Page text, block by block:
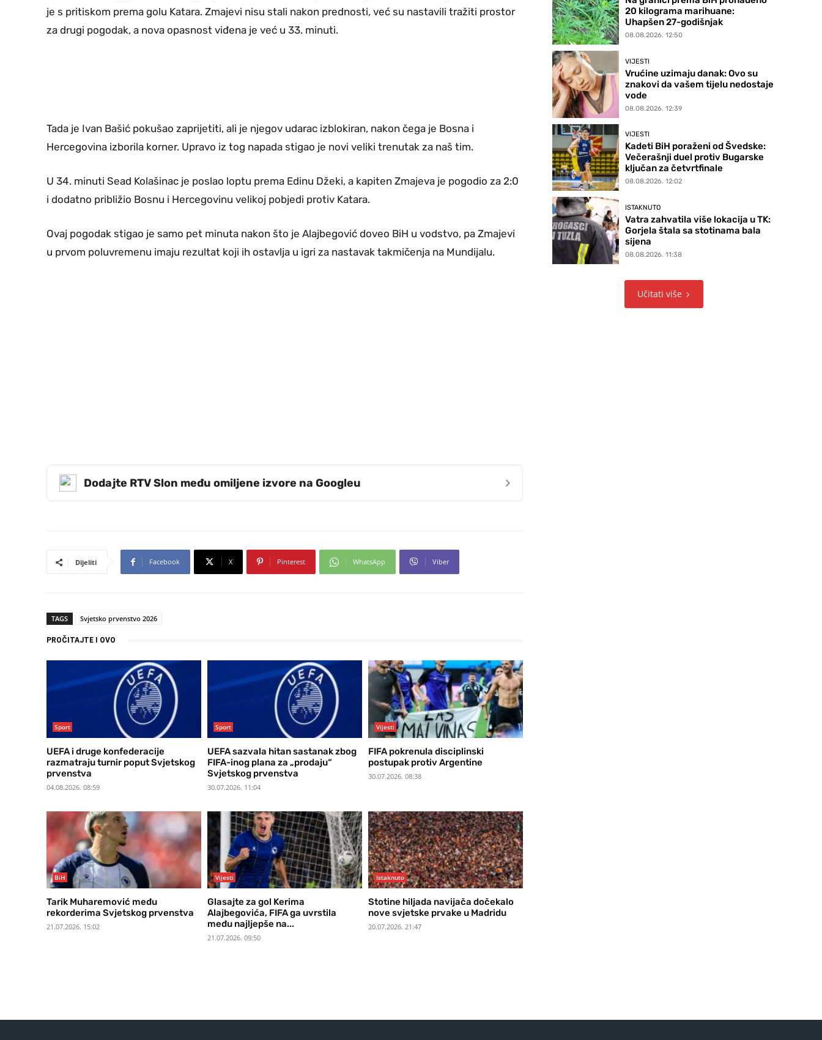
je s pritiskom prema golu Katara. Zmajevi nisu stali nakon prednosti, već su nastavili tražiti prostor
za drugi pogodak, a nova opasnost viđena je već u 33. minuti.
Tada je Ivan Bašić pokušao zaprijetiti, ali je njegov udarac izblokiran, nakon čega je Bosna i
Hercegovina izborila korner. Upravo iz tog napada stigao je novi veliki trenutak za naš tim.
U 34. minuti Sead Kolašinac je poslao loptu prema Edinu Džeki, a kapiten Zmajeva je pogodio za 2:0
i dodatno približio Bosnu i Hercegovinu velikoj pobjedi protiv Katara.
Ovaj pogodak stigao je samo pet minuta nakon što je Alajbegović doveo BiH u vodstvo, pa Zmajevi
u prvom poluvremenu imaju rezultat koji ih ostavlja u igri za nastavak takmičenja na Mundijalu.
Dodajte RTV Slon među omiljene izvore na Googleu ›
Dijeliti Facebook X Pinterest WhatsApp Viber
TAGS Svjetsko prvenstvo 2026
PROČITAJTE I OVO
Sport
UEFA i druge konfederacije
razmatraju turnir poput Svjetskog
prvenstva
04.08.2026. 08:59
Sport
UEFA sazvala hitan sastanak zbog
FIFA-inog plana za „prodaju“
Svjetskog prvenstva
30.07.2026. 11:04
Vijesti
FIFA pokrenula disciplinski
postupak protiv Argentine
30.07.2026. 08:38
BiH
Tarik Muharemović među
rekorderima Svjetskog prvenstva
21.07.2026. 15:02
Vijesti
Glasajte za gol Kerima
Alajbegovića, FIFA ga uvrstila
među najljepše na...
21.07.2026. 09:50
Istaknuto
Stotine hiljada navijača dočekalo
nove svjetske prvake u Madridu
20.07.2026. 21:47
20 kilograma marihuane:
Uhapšen 27-godišnjak
08.08.2026. 12:50
VIJESTI
Vrućine uzimaju danak: Ovo su
znakovi da vašem tijelu nedostaje
vode
08.08.2026. 12:39
VIJESTI
Kadeti BiH poraženi od Švedske:
Večerašnji duel protiv Bugarske
ključan za četvrtfinale
08.08.2026. 12:02
ISTAKNUTO
Vatra zahvatila više lokacija u TK:
Gorjela štala sa stotinama bala
sijena
08.08.2026. 11:38
Učitati više